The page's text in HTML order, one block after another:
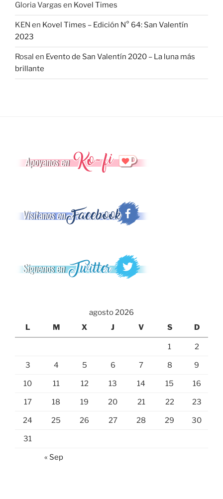
Gloria Vargas en Kovel Times
KEN en Kovel Times – Edición N° 64: San Valentín
2023
Rosal en Evento de San Valentín 2020 – La luna más
brillante
agosto 2026
L
M X J V S D
1 2
3 4 5 6 7 8 9
10 11 12 13 14 15 16
17 18 19 20 21 22 23
24 25 26 27 28 29 30
31
« Sep